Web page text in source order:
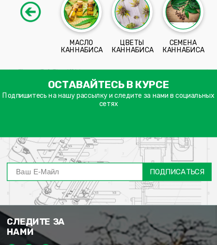
МАСЛО
КАННАБИСА
ЦВЕТЫ
КАННАБИСА
СЕМЕНА
КАННАБИСА
ОСТАВАЙТЕСЬ В КУРСЕ
Подпишитесь на нашу рассылку и следите за нами в социальных
сетях
ПОДПИСАТЬСЯ
СЛЕДИТЕ ЗА
НАМИ